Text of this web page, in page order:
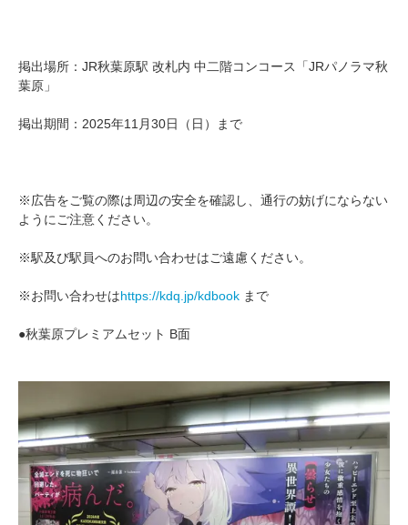
掲出場所：JR秋葉原駅 改札内 中二階コンコース「JRパノラマ秋
葉原」
掲出期間：2025年11月30日（日）まで
※広告をご覧の際は周辺の安全を確認し、通行の妨げにならない
ようにご注意ください。
※駅及び駅員へのお問い合わせはご遠慮ください。
※お問い合わせはhttps://kdq.jp/kdbook まで
●秋葉原プレミアムセット B面